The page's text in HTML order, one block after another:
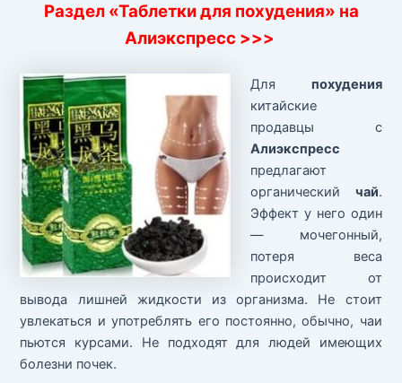
Раздел «Таблетки для похудения» на
Алиэкспресс >>>
Для похудения
китайские
продавцы с
Алиэкспресс
предлагают
органический чай.
Эффект у него один
— мочегонный,
потеря веса
происходит от
вывода лишней жидкости из организма. Не стоит
увлекаться и употреблять его постоянно, обычно, чаи
пьются курсами. Не подходят для людей имеющих
болезни почек.